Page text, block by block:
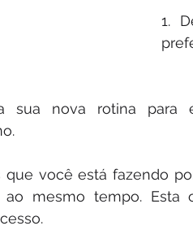
1.
sua nova rotina para
que você está fazendo
ao mesmo tempo.